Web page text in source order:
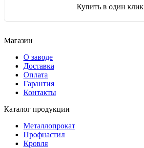
Купить в один клик
Магазин
О заводе
Доставка
Оплата
Гарантия
Контакты
Каталог продукции
Металлопрокат
Профнастил
Кровля